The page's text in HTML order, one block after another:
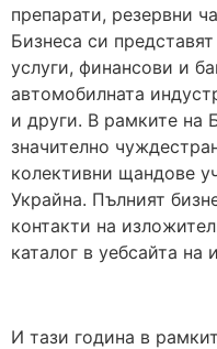
препарати, резервни
Бизнеса си
услуги, финансови и
автомобилната
и други. В рамките
значително
колективни щандове
Украйна. Пълният
контакти на
каталог в уебсайта на
И тази година в